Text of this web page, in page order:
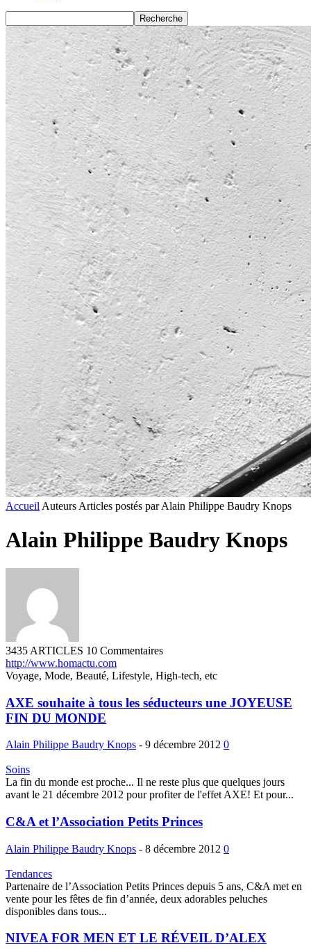
Accueil Auteurs Articles postés par Alain Philippe Baudry Knops
Alain Philippe Baudry Knops
3435 ARTICLES 10 Commentaires
http://www.homactu.com
Voyage, Mode, Beauté, Lifestyle, High-tech, etc
AXE souhaite à tous les séducteurs une JOYEUSE
FIN DU MONDE
Alain Philippe Baudry Knops - 9 décembre 2012 0
Soins
La fin du monde est proche... Il ne reste plus que quelques jours
avant le 21 décembre 2012 pour profiter de l'effet AXE! Et pour...
C&A et l’Association Petits Princes
Alain Philippe Baudry Knops - 8 décembre 2012 0
Tendances
Partenaire de l’Association Petits Princes depuis 5 ans, C&A met en
vente pour les fêtes de fin d’année, deux adorables peluches
disponibles dans tous...
NIVEA FOR MEN ET LE RÉVEIL D’ALEX